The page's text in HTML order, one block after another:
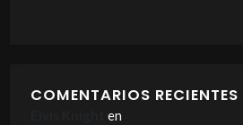
COMENTARIOS RECIENTES
en